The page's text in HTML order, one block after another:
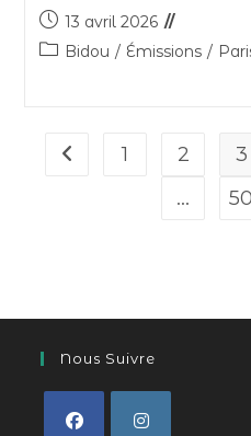
13 avril 2026
Bidou / Émissions /
1 2 3
…
50
Nous Suivre